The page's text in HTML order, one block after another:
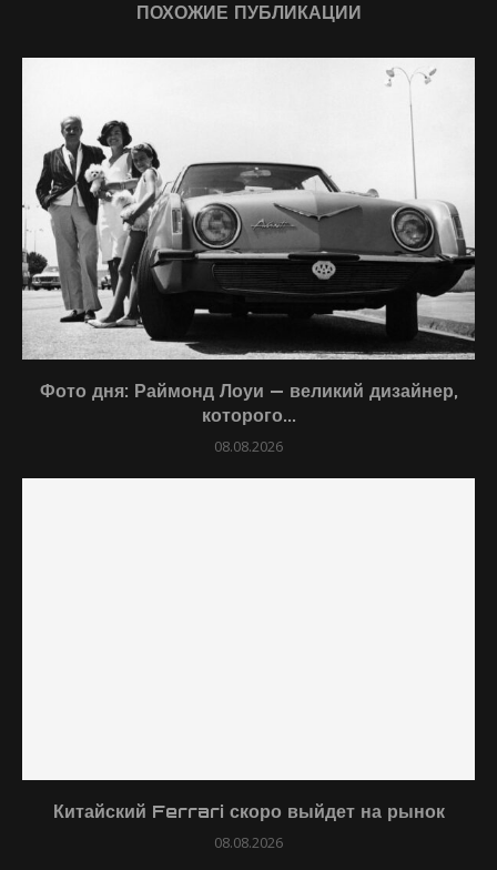
ПОХОЖИЕ ПУБЛИКАЦИИ
Фото дня: Раймонд Лоуи — великий дизайнер,
которого...
08.08.2026
Китайский Ferrari скоро выйдет на рынок
08.08.2026